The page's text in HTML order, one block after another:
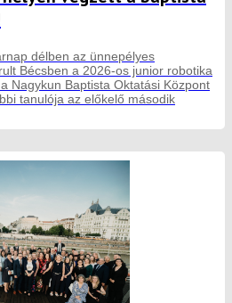
délben az ünnepélyes
Bécsben a 2026-os junior robotika
Nagykun Baptista Oktatási Központ
tanulója az előkelő második